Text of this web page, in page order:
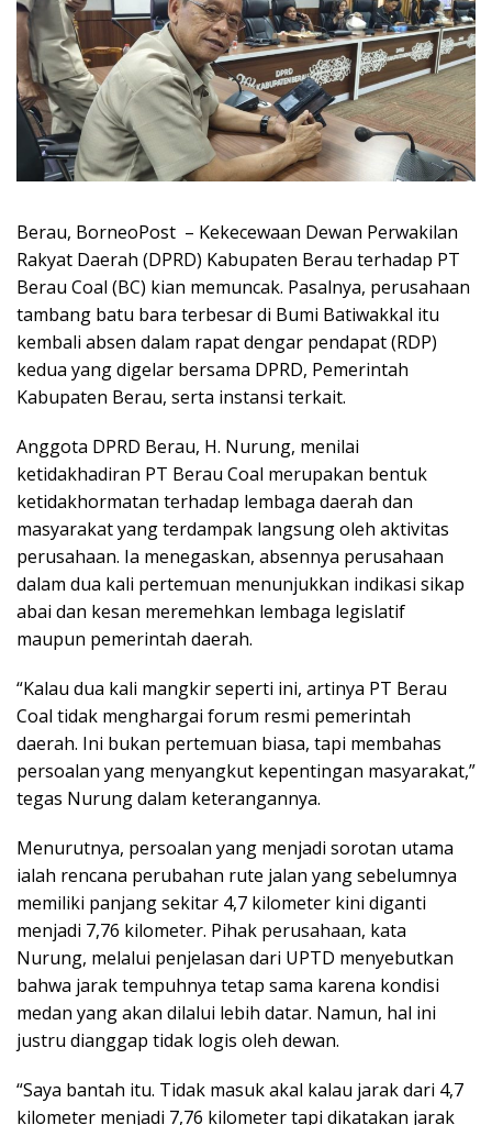
Berau, BorneoPost – Kekecewaan Dewan Perwakilan
Rakyat Daerah (DPRD) Kabupaten Berau terhadap PT
Berau Coal (BC) kian memuncak. Pasalnya, perusahaan
tambang batu bara terbesar di Bumi Batiwakkal itu
kembali absen dalam rapat dengar pendapat (RDP)
kedua yang digelar bersama DPRD, Pemerintah
Kabupaten Berau, serta instansi terkait.
Anggota DPRD Berau, H. Nurung, menilai
ketidakhadiran PT Berau Coal merupakan bentuk
ketidakhormatan terhadap lembaga daerah dan
masyarakat yang terdampak langsung oleh aktivitas
perusahaan. Ia menegaskan, absennya perusahaan
dalam dua kali pertemuan menunjukkan indikasi sikap
abai dan kesan meremehkan lembaga legislatif
maupun pemerintah daerah.
“Kalau dua kali mangkir seperti ini, artinya PT Berau
Coal tidak menghargai forum resmi pemerintah
daerah. Ini bukan pertemuan biasa, tapi membahas
persoalan yang menyangkut kepentingan masyarakat,”
tegas Nurung dalam keterangannya.
Menurutnya, persoalan yang menjadi sorotan utama
ialah rencana perubahan rute jalan yang sebelumnya
memiliki panjang sekitar 4,7 kilometer kini diganti
menjadi 7,76 kilometer. Pihak perusahaan, kata
Nurung, melalui penjelasan dari UPTD menyebutkan
bahwa jarak tempuhnya tetap sama karena kondisi
medan yang akan dilalui lebih datar. Namun, hal ini
justru dianggap tidak logis oleh dewan.
“Saya bantah itu. Tidak masuk akal kalau jarak dari 4,7
kilometer menjadi 7,76 kilometer tapi dikatakan jarak